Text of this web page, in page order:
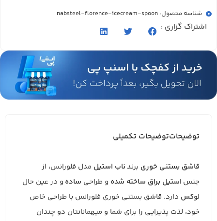
شناسه محصول: nabsteel-florence-icecream-spoon
اشتراک گزاری :
توضیحاتتوضیحات تکمیلی
قاشق بستنی خوری برندناب استیل مدل فلورانس، از
جنس استیل براق ساخته شده و طراحی ساده و در عین حال
لوکس‌ دارد. قاشق بستنی خوری فلورانس با طراحی خاص
خود، لذت پذیرایی را برای شما و میهمانانتان دو چندان